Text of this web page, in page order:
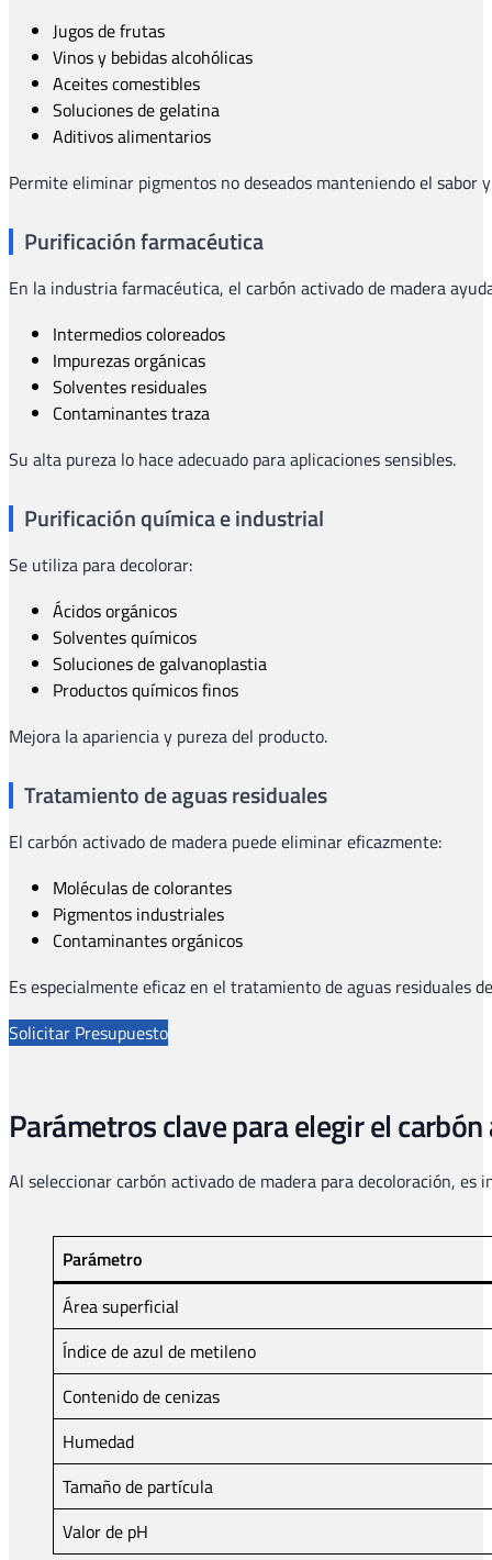
Jugos de frutas
Vinos y bebidas alcohólicas
Aceites comestibles
Soluciones de gelatina
Aditivos alimentarios
Permite eliminar pigmentos no deseados manteniendo el sabor
Purificación farmacéutica
En la industria farmacéutica, el carbón activado de madera
Intermedios coloreados
Impurezas orgánicas
Solventes residuales
Contaminantes traza
Su alta pureza lo hace adecuado para aplicaciones sensibles.
Purificación química e industrial
Se utiliza para decolorar:
Ácidos orgánicos
Solventes químicos
Soluciones de galvanoplastia
Productos químicos finos
Mejora la apariencia y pureza del producto.
Tratamiento de aguas residuales
El carbón activado de madera puede eliminar eficazmente:
Moléculas de colorantes
Pigmentos industriales
Contaminantes orgánicos
Es especialmente eficaz en el tratamiento de aguas residuales
Solicitar Presupuesto
Parámetros clave para elegir el
Al seleccionar carbón activado de madera para decoloración,
Parámetro
Área superficial
Índice de azul de metileno
Contenido de cenizas
Humedad
Tamaño de partícula
Valor de pH